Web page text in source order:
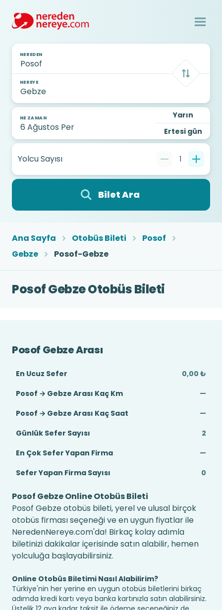
NEREDEN
NEREYE
NE ZAMAN
Yarın
Ertesi gün
Yolcu Sayısı 1
Bilet Ara
Ana Sayfa Otobüs Bileti
Posof
Gebze
Posof-Gebze
Posof Gebze Otobüs Bileti
Posof Gebze Arası
En Ucuz Sefer
0,00 ₺
Posof → Gebze Arası Kaç Km
—
Posof → Gebze Arası Kaç Saat
—
Günlük Sefer Sayısı
2
En Çok Sefer Yapan Firma
—
Sefer Yapan Firma Sayısı
0
Posof Gebze Online Otobüs Bileti
Posof Gebze otobüs bileti, yerel ve ulusal birçok
otobüs firması seçeneği ve en uygun fiyatlar ile
NeredenNereye.com'da! Birkaç kolay adımla
biletinizi dakikalar içerisinde satın alabilir, hemen
yolculuğa başlayabilirsiniz.
Online Otobüs Biletimi Nasıl Alabilirim?
Türkiye'nin her yerine en uygun otobüs biletlerini birkaç
adımda kredi kartı veya banka kartınızla satın alabilirsiniz.